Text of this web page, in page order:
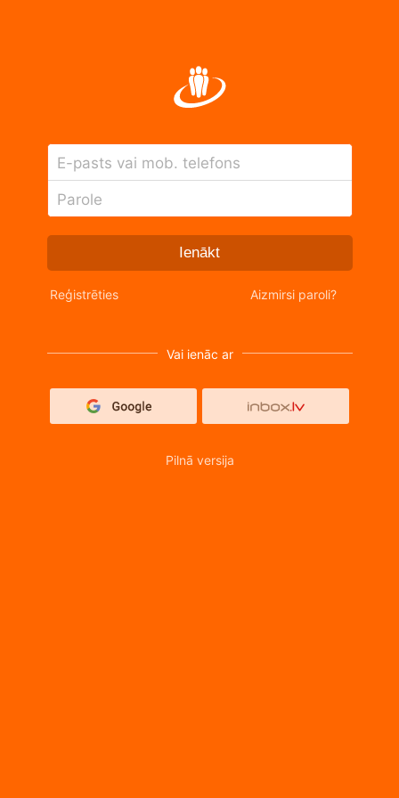
E-pasts vai mob. telefons
Parole
Ienākt
Reģistrēties Aizmirsi paroli?
Vai ienāc ar
Pilnā versija